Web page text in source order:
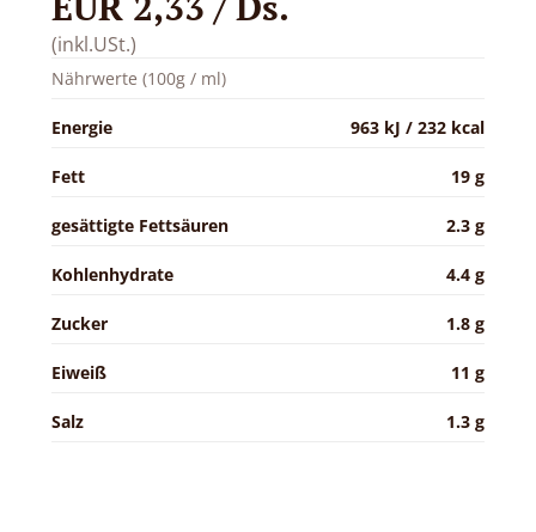
(inkl.USt.)
Nährwerte (100g / ml)
Energie 963 kJ / 232 kcal
Fett 19 g
gesättigte Fettsäuren 2.3 g
Kohlenhydrate 4.4 g
Zucker 1.8 g
Eiweiß 11 g
Salz 1.3 g